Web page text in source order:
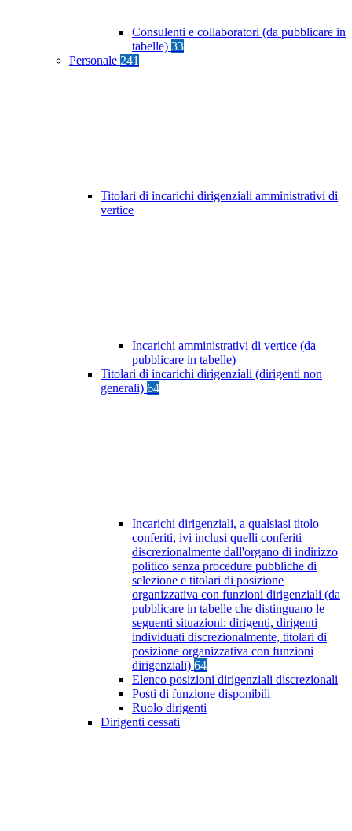
Consulenti e collaboratori (da pubblicare in
tabelle) 33
Personale 241
Titolari di incarichi dirigenziali amministrativi di
vertice
Incarichi amministrativi di vertice (da
pubblicare in tabelle)
Titolari di incarichi dirigenziali (dirigenti non
generali) 64
Incarichi dirigenziali, a qualsiasi titolo
conferiti, ivi inclusi quelli conferiti
discrezionalmente dall'organo di indirizzo
politico senza procedure pubbliche di
selezione e titolari di posizione
organizzativa con funzioni dirigenziali (da
pubblicare in tabelle che distinguano le
seguenti situazioni: dirigenti, dirigenti
individuati discrezionalmente, titolari di
posizione organizzativa con funzioni
dirigenziali) 64
Elenco posizioni dirigenziali discrezionali
Posti di funzione disponibili
Ruolo dirigenti
Dirigenti cessati